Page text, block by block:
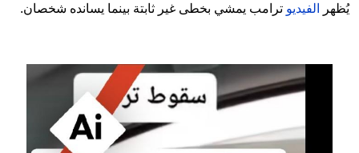
يُظهر الفيديو ترامب يمشي بخطى غير ثابتة بينما يسانده شخصان.